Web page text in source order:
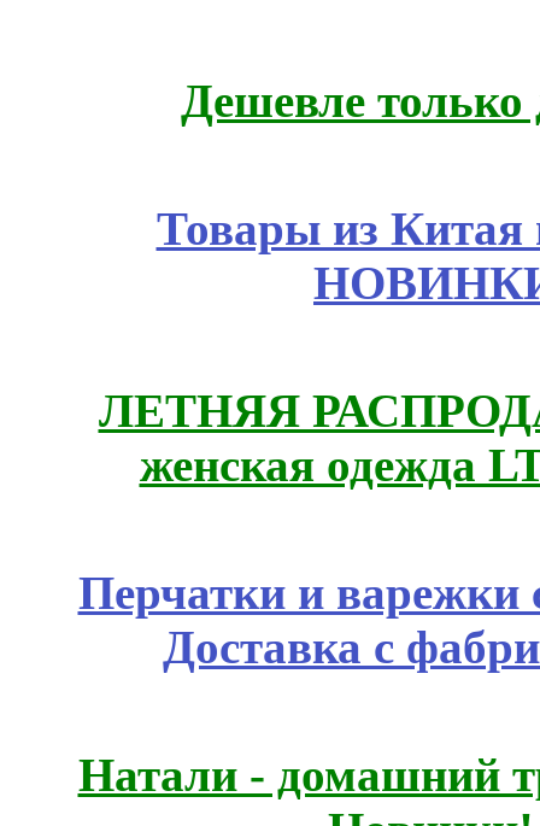
Дешевле
Товары из Китая
ЛЕТНЯЯ
женская одежда
Перчатки и варежки
Доставка с
Натали - домашний